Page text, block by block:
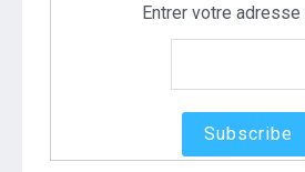
Entrer votre adresse